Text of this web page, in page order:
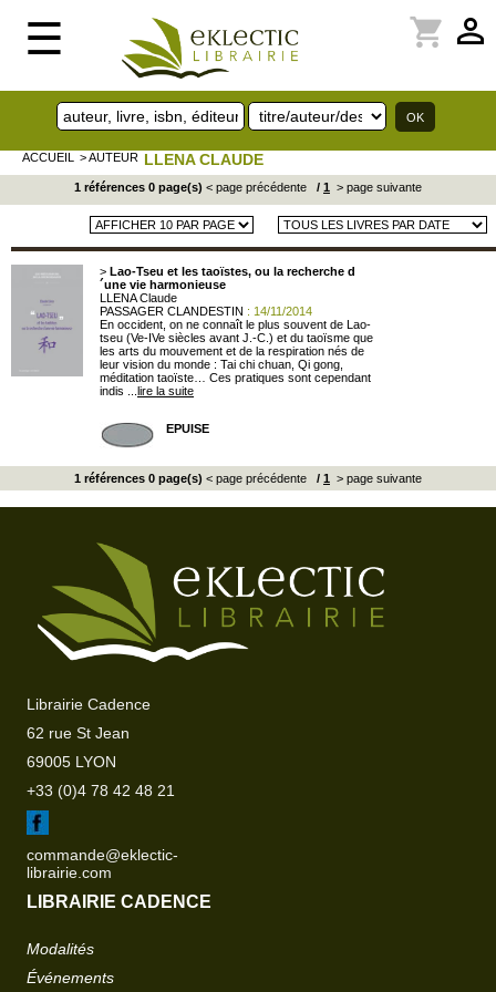
☰ perm_identity
shopping_cart
ACCUEIL > AUTEUR LLENA CLAUDE
1 références 0 page(s) < page précédente / 1 > page suivante
> Lao-Tseu et les taoïstes, ou la recherche d
´une vie harmonieuse
LLENA Claude
PASSAGER CLANDESTIN : 14/11/2014
En occident, on ne connaît le plus souvent de Lao-
tseu (Ve-IVe siècles avant J.-C.) et du taoïsme que
les arts du mouvement et de la respiration nés de
leur vision du monde : Tai chi chuan, Qi gong,
méditation taoïste… Ces pratiques sont cependant
indis ... lire la suite
EPUISE
1 références 0 page(s) < page précédente / 1 > page suivante
Librairie Cadence
62 rue St Jean
69005 LYON
+33 (0)4 78 42 48 21
commande@eklectic-
librairie.com
LIBRAIRIE CADENCE
Modalités
Événements